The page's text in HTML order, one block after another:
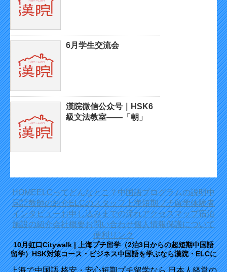
6月学生交流会
漢院微信公众号｜HSK6
級文法教室——「朝」
HOMEELCってどんなとこ？中国語プログラムの説明中
国語教師の紹介ELCのスタッフ上海短期プチ留学体験者
インタビューお申し込みまでの流れアクセスマップ宿泊
施設の紹介会社概要お問い合わせ個人情報保護について
便利リンク
10月虹口Citywalk | 上海プチ留学（2泊3日からの超短期中国語
留学）HSK対策コース・ビジネス中国語を学ぶなら漢院・ELCに